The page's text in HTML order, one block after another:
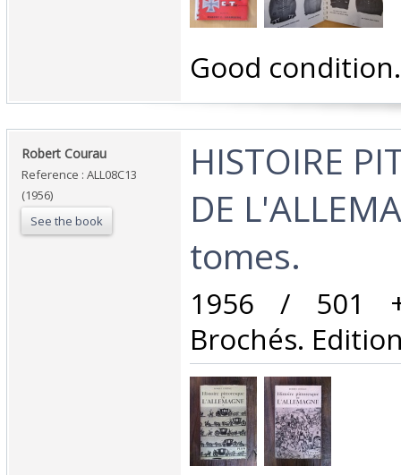
‎Good condition.‎
‎Robert Courau‎
Reference : ALL08C13
(1956)
See the book
‎HISTOIRE
DE
tomes.‎
‎1956 / 501
Brochés.